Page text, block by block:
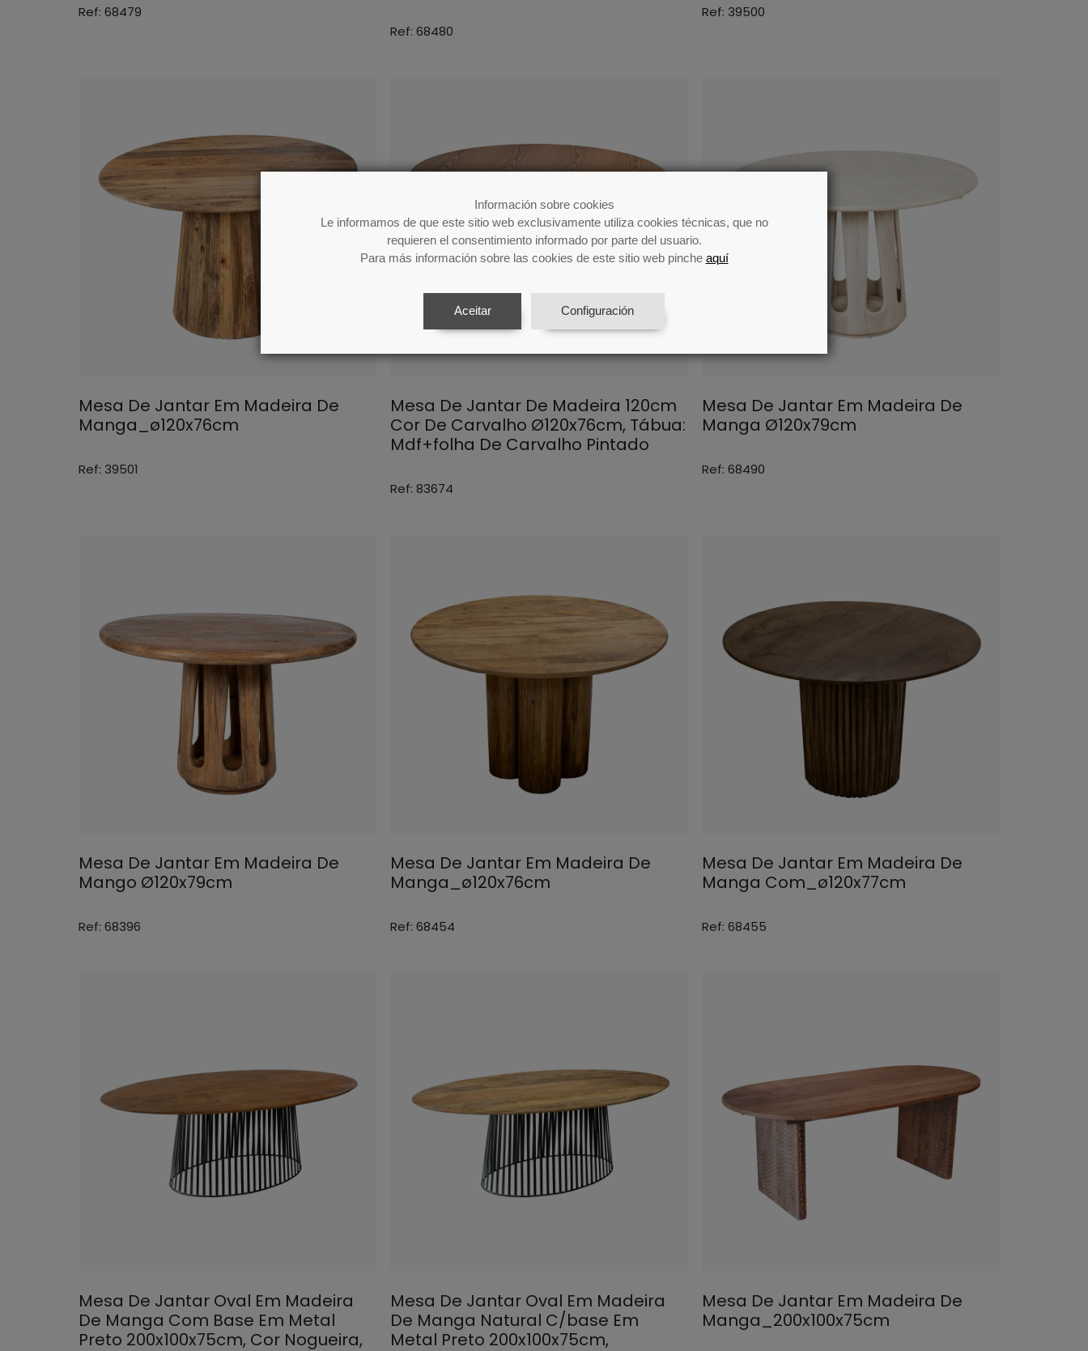
Información sobre cookies
Le informamos de que este sitio web exclusivamente utiliza cookies técnicas, que no
requieren el consentimiento informado por parte del usuario.
Para más información sobre las cookies de este sitio web pinche aquí
Aceitar Configuración
Ref: 68479
Ref: 68480
Ref: 39500
Mesa De Jantar Em Madeira De
Manga_ø120x76cm
Ref: 39501
Mesa De Jantar De Madeira 120cm
Cor De Carvalho Ø120x76cm, Tábua:
Mdf+folha De Carvalho Pintado
Ref: 83674
Mesa De Jantar Em Madeira De
Manga Ø120x79cm
Ref: 68490
Mesa De Jantar Em Madeira De
Mango Ø120x79cm
Ref: 68396
Mesa De Jantar Em Madeira De
Manga_ø120x76cm
Ref: 68454
Mesa De Jantar Em Madeira De
Manga Com_ø120x77cm
Ref: 68455
Mesa De Jantar Oval Em Madeira
De Manga Com Base Em Metal
Preto 200x100x75cm, Cor Nogueira,
Mesa De Jantar Oval Em Madeira
De Manga Natural C/base Em
Metal Preto 200x100x75cm,
Mesa De Jantar Em Madeira De
Manga_200x100x75cm